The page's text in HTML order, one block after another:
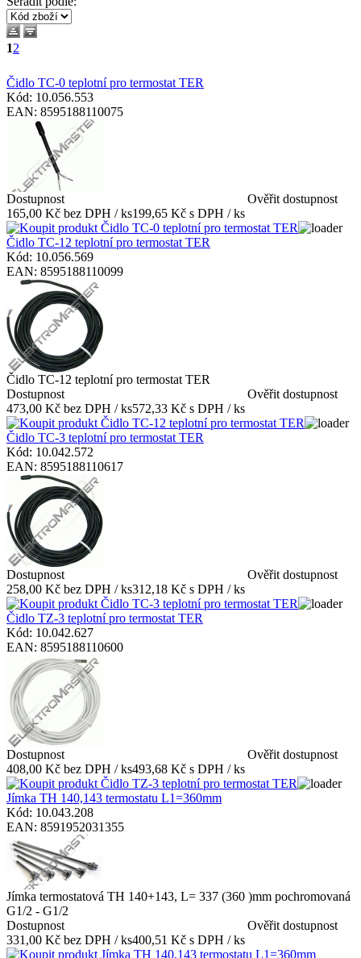
12
Čidlo TC-0 teplotní pro termostat TER
Kód: 10.056.553
EAN: 8595188110075
Dostupnost
Ověřit dostupnost
165,00 Kč bez DPH / ks199,65 Kč s DPH / ks
Čidlo TC-12 teplotní pro termostat TER
Kód: 10.056.569
EAN: 8595188110099
Čidlo TC-12 teplotní pro termostat TER
Dostupnost
Ověřit dostupnost
473,00 Kč bez DPH / ks572,33 Kč s DPH / ks
Čidlo TC-3 teplotní pro termostat TER
Kód: 10.042.572
EAN: 8595188110617
Dostupnost
Ověřit dostupnost
258,00 Kč bez DPH / ks312,18 Kč s DPH / ks
Čidlo TZ-3 teplotní pro termostat TER
Kód: 10.042.627
EAN: 8595188110600
Dostupnost
Ověřit dostupnost
408,00 Kč bez DPH / ks493,68 Kč s DPH / ks
Jímka TH 140,143 termostatu L1=360mm
Kód: 10.043.208
EAN: 8591952031355
Jímka termostatová TH 140+143, L= 337 (360 )mm pochromovaná
G1/2 - G1/2
Dostupnost
Ověřit dostupnost
331,00 Kč bez DPH / ks400,51 Kč s DPH / ks